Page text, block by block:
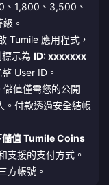
1,800、3,500、
。
Tumile 應用程式，
示為 ID: xxxxxxx
User ID。
儲值僅需您的公開
付款透過安全結帳
儲值 Tumile Coins
支援的支付方式。
方帳號。